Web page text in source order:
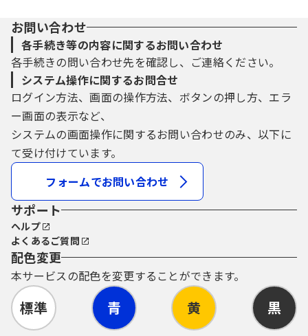
お問い合わせ
各手続き等の内容に関するお問い合わせ
各手続きの問い合わせ先を確認し、ご連絡ください。
システム操作に関するお問合せ
ログイン方法、画面の操作方法、ボタンの押し方、エラ
ー画面の表示など、
システムの画面操作に関するお問い合わせのみ、以下に
て受け付けています。
フォームでお問い合わせ
サポート
ヘルプ
よくあるご質問
配色変更
本サービスの配色を変更することができます。
標準 青 黄 黒